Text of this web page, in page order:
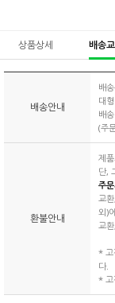
상품상세 배송
배송안내
배
대
배
(주
환불안내
제
단,
주
교
외)
교
* 고
다.
* 고